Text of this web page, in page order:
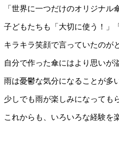
「世界に一つだけのオリジナル
子どもたちも「大切に使う！」
キラキラ笑顔で言っていたのが
自分で作った傘にはより思いが
雨は憂鬱な気分になることが多
少しでも雨が楽しみになっても
これからも、いろいろな経験を